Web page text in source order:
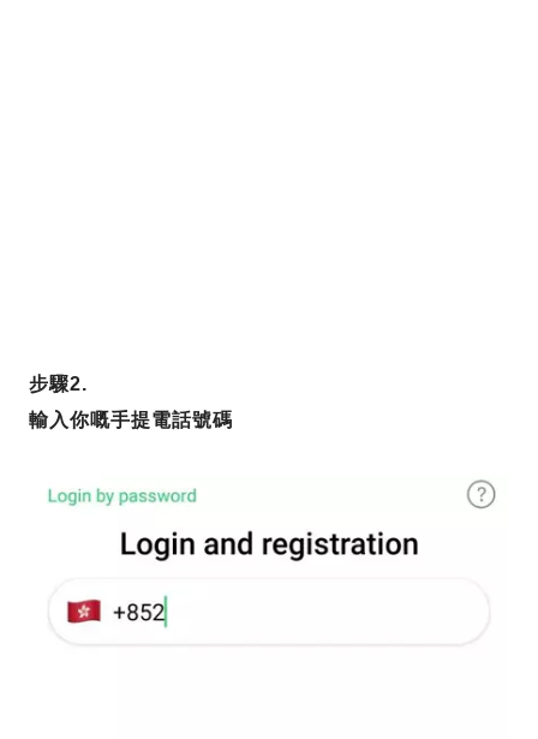
步驟2.
輸入你嘅手提電話號碼